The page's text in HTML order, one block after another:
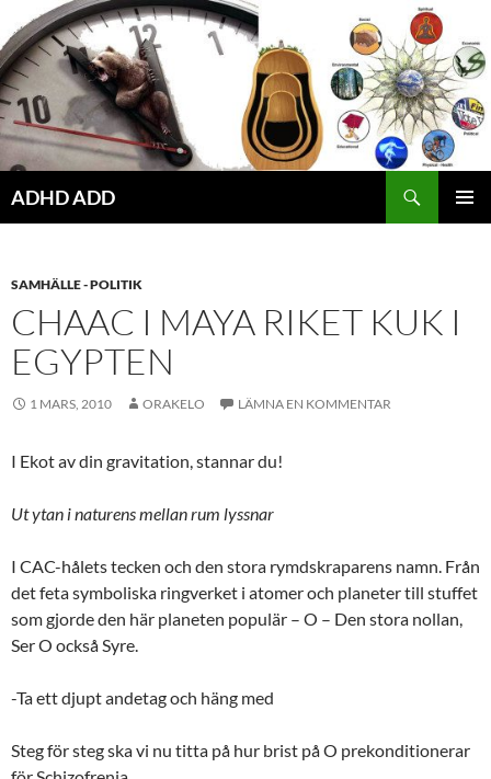
Hoppa
till
innehåll
ADHD ADD
SAMHÄLLE - POLITIK
CHAAC I MAYA RIKET KUK I
EGYPTEN
1 MARS, 2010 ORAKELO LÄMNA EN KOMMENTAR
I Ekot av din gravitation, stannar du!
Ut ytan i naturens mellan rum lyssnar
I CAC-hålets tecken och den stora rymdskraparens namn. Från
det feta symboliska ringverket i atomer och planeter till stuffet
som gjorde den här planeten populär – O – Den stora nollan,
Ser O också Syre.
-Ta ett djupt andetag och häng med
Steg för steg ska vi nu titta på hur brist på O prekonditionerar